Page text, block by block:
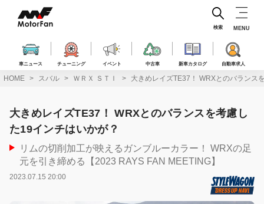
ス
車ニュース チューニング イベント 中古車 新車カタログ 自動車求人
検索 MENU
HOME スバル ＷＲＸ ＳＴＩ 大きめレイズTE37！ WRXとのバランス
大きめレイズTE37！ WRXとのバランスを考慮し
た19インチはいかが？
リムの切削加工が映えるガンブルーカラー！ WRXの足
元を引き締める【2023 RAYS FAN MEETING】
2023.07.15 20:00